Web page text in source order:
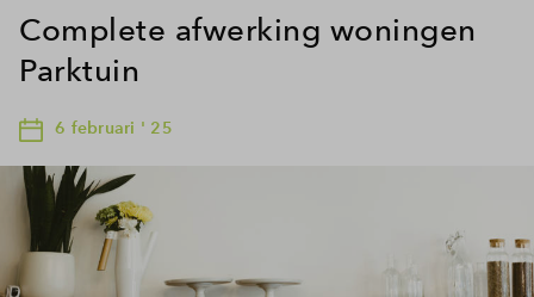
Inloggen
Complete afwerking woningen
Parktuin
6 februari ' 25